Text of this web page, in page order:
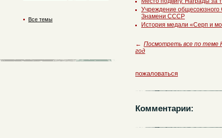
Учреждение общесоюзного
Знамени СССР
История медали «Серп и
← Посмотреть все по теме
год
пожаловаться
Комментарии:
Все темы